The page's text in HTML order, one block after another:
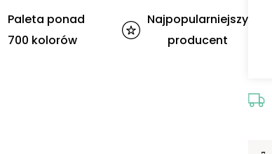
Paleta ponad
700 kolorów
Najpopularniejszy
producent